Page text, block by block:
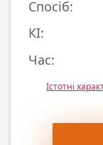
Спосіб:
КІ:
Час:
Істотні